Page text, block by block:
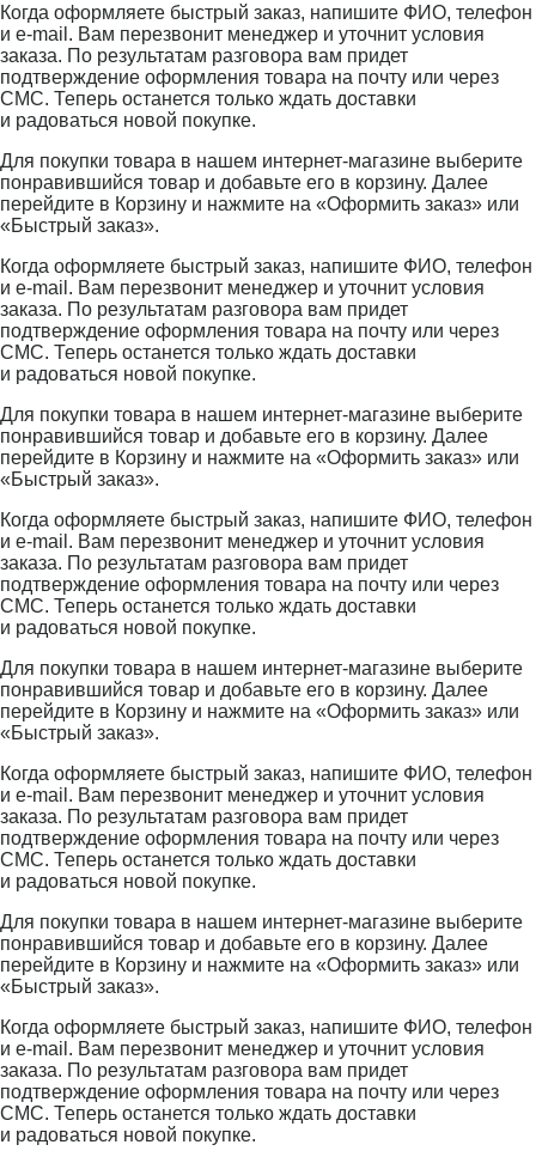
Когда оформляете быстрый заказ, напишите ФИО, телефон
и e-mail. Вам перезвонит менеджер и уточнит условия
заказа. По результатам разговора вам придет
подтверждение оформления товара на почту или через
СМС. Теперь останется только ждать доставки
и радоваться новой покупке.
Для покупки товара в нашем интернет-магазине выберите
понравившийся товар и добавьте его в корзину. Далее
перейдите в Корзину и нажмите на «Оформить заказ» или
«Быстрый заказ».
Когда оформляете быстрый заказ, напишите ФИО, телефон
и e-mail. Вам перезвонит менеджер и уточнит условия
заказа. По результатам разговора вам придет
подтверждение оформления товара на почту или через
СМС. Теперь останется только ждать доставки
и радоваться новой покупке.
Для покупки товара в нашем интернет-магазине выберите
понравившийся товар и добавьте его в корзину. Далее
перейдите в Корзину и нажмите на «Оформить заказ» или
«Быстрый заказ».
Когда оформляете быстрый заказ, напишите ФИО, телефон
и e-mail. Вам перезвонит менеджер и уточнит условия
заказа. По результатам разговора вам придет
подтверждение оформления товара на почту или через
СМС. Теперь останется только ждать доставки
и радоваться новой покупке.
Для покупки товара в нашем интернет-магазине выберите
понравившийся товар и добавьте его в корзину. Далее
перейдите в Корзину и нажмите на «Оформить заказ» или
«Быстрый заказ».
Когда оформляете быстрый заказ, напишите ФИО, телефон
и e-mail. Вам перезвонит менеджер и уточнит условия
заказа. По результатам разговора вам придет
подтверждение оформления товара на почту или через
СМС. Теперь останется только ждать доставки
и радоваться новой покупке.
Для покупки товара в нашем интернет-магазине выберите
понравившийся товар и добавьте его в корзину. Далее
перейдите в Корзину и нажмите на «Оформить заказ» или
«Быстрый заказ».
Когда оформляете быстрый заказ, напишите ФИО, телефон
и e-mail. Вам перезвонит менеджер и уточнит условия
заказа. По результатам разговора вам придет
подтверждение оформления товара на почту или через
СМС. Теперь останется только ждать доставки
и радоваться новой покупке.